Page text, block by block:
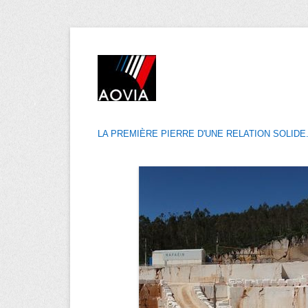
LA PREMIÈRE PIERRE D'UNE RELATION SOLIDE.